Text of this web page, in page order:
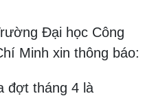
Đại học Công
Minh xin thông báo:
đợt tháng 4 là